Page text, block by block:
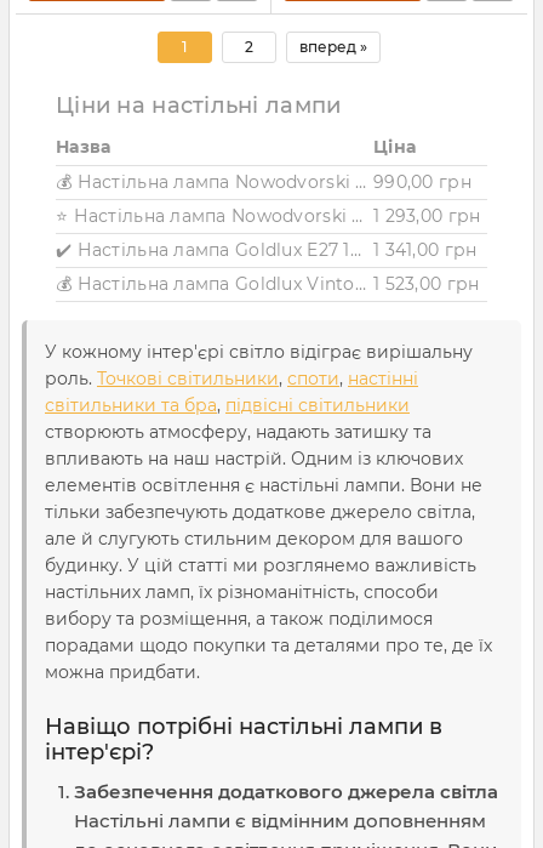
1 2 вперед »
Ціни на настільні лампи
Назва
Ціна
💰 Настільна лампа Nowodvorski ROCKET WHITE 990,00 грн
⭐ Настільна лампа Nowodvorski ROCKET GRAY 1 293,00 грн
✔️ Настільна лампа Goldlux E27 10W IP20 чорний
1 341,00 грн
💰 Настільна лампа Goldlux Vinto Led 1x8W IP20 BK 1 523,00 грн
У кожному інтер'єрі світло відіграє вирішальну
роль. Точкові світильники, споти, настінні
світильники та бра, підвісні світильники
створюють атмосферу, надають затишку та
впливають на наш настрій. Одним із ключових
елементів освітлення є настільні лампи. Вони не
тільки забезпечують додаткове джерело світла,
але й слугують стильним декором для вашого
будинку. У цій статті ми розглянемо важливість
настільних ламп, їх різноманітність, способи
вибору та розміщення, а також поділимося
порадами щодо покупки та деталями про те, де їх
можна придбати.
Навіщо потрібні настільні лампи в
інтер'єрі?
Забезпечення додаткового джерела світла
Настільні лампи є відмінним доповненням